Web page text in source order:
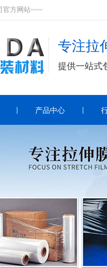
官方网站~~~
专注拉
提供一站式
产品中心